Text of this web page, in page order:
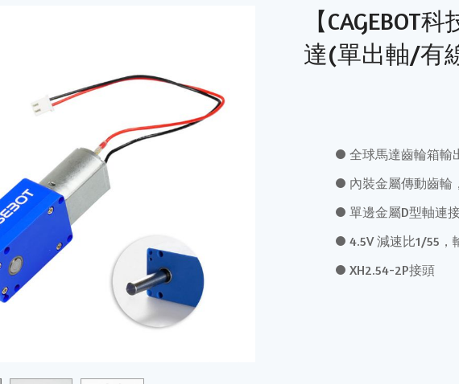
【CAGEBOT
達(單出軸/有
全球馬達齒輪箱輸
內裝金屬傳動齒輪
單邊金屬D型軸連
4.5V 減速比1/55，
XH2.54-2P接頭